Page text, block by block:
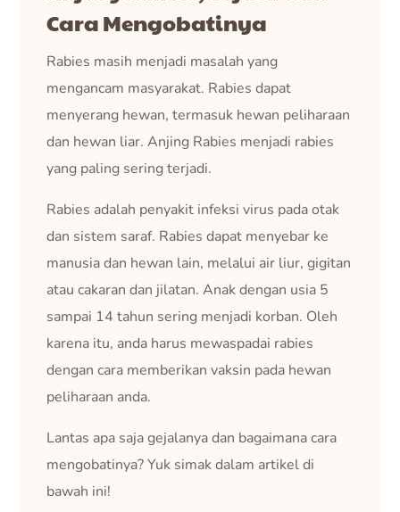
Cara Mengobatinya
Rabies masih menjadi masalah yang
mengancam masyarakat. Rabies dapat
menyerang hewan, termasuk hewan peliharaan
dan hewan liar. Anjing Rabies menjadi rabies
yang paling sering terjadi.
Rabies adalah penyakit infeksi virus pada otak
dan sistem saraf. Rabies dapat menyebar ke
manusia dan hewan lain, melalui air liur, gigitan
atau cakaran dan jilatan. Anak dengan usia 5
sampai 14 tahun sering menjadi korban. Oleh
karena itu, anda harus mewaspadai rabies
dengan cara memberikan vaksin pada hewan
peliharaan anda.
Lantas apa saja gejalanya dan bagaimana cara
mengobatinya? Yuk simak dalam artikel di
bawah ini!